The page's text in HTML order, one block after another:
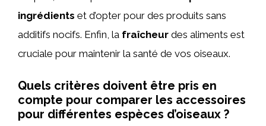
ingrédients et d’opter pour des produits sans
additifs nocifs. Enfin, la fraîcheur des aliments est
cruciale pour maintenir la santé de vos oiseaux.
Quels critères doivent être pris en
compte pour comparer les accessoires
pour différentes espèces d’oiseaux ?